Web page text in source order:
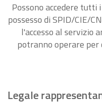
Possono accedere
possesso di SPID/CIE/
l'accesso al servizio
potranno operare
Legale